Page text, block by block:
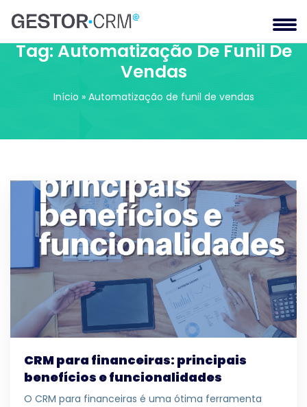
Tag:Automatização De Funil De
Vendas
Início » Automatização de funil de vendas
CRM para financeiras: principais
benefícios e funcionalidades
O CRM para financeiras é uma ótima ferramenta